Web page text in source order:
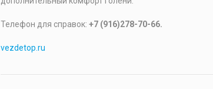
Телефон для справок: +7 (916)278-70-66.
vezdetop.ru